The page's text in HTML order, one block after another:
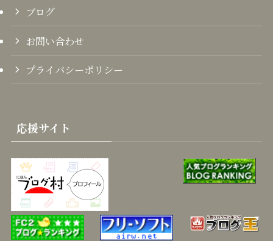
ブログ
お問い合わせ
プライバシーポリシー
応援サイト